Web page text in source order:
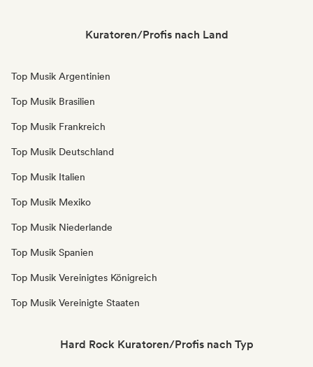
Kuratoren/Profis nach Land
Top Musik Argentinien
Top Musik Brasilien
Top Musik Frankreich
Top Musik Deutschland
Top Musik Italien
Top Musik Mexiko
Top Musik Niederlande
Top Musik Spanien
Top Musik Vereinigtes Königreich
Top Musik Vereinigte Staaten
Hard Rock Kuratoren/Profis nach Typ